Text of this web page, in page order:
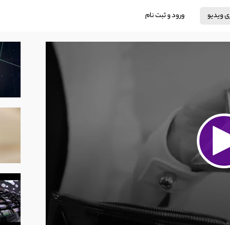
ویدیو ورود و ثبت نام